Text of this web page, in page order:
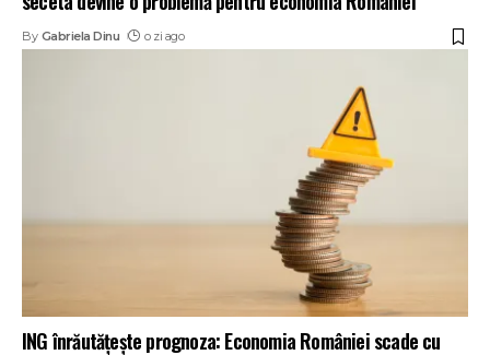
By Gabriela Dinu o zi ago
ING înrăutățește prognoza: Economia României scade cu